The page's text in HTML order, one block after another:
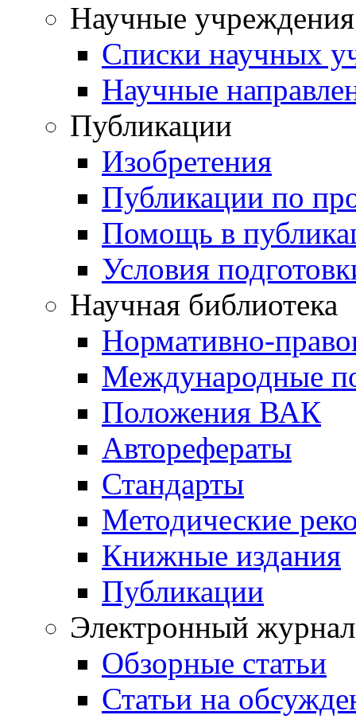
Научные учреждения
Списки научных
Научные
Публикации
Изобретения
Публикации по
Помощь в
Условия
Научная библиотека
Нормативно-
Международные
Положения ВАК
Авторефераты
Стандарты
Методические
Книжные издания
Публикации
Электронный журнал
Обзорные статьи
Статьи на